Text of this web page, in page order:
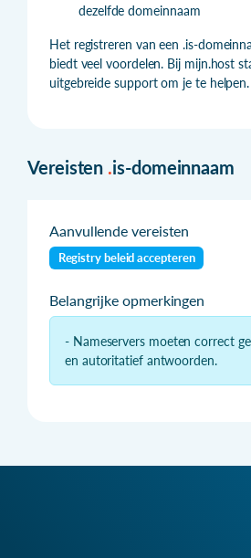
dezelfde domeinnaam
Het registreren van een .is-
biedt veel voordelen. Bij mijn.host
uitgebreide support om je te helpen.
Vereisten .is-domeinnaam
Aanvullende vereisten
Registry beleid accepteren
Belangrijke opmerkingen
- Nameservers moeten correct
en autoritatief antwoorden.